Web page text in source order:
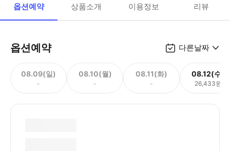
옵션예약 상품소개 이용정보 리뷰
옵션예약 다른날짜
08.09(일)
-
08.10(월)
-
08.11(화)
-
08.12(수)
26,433원